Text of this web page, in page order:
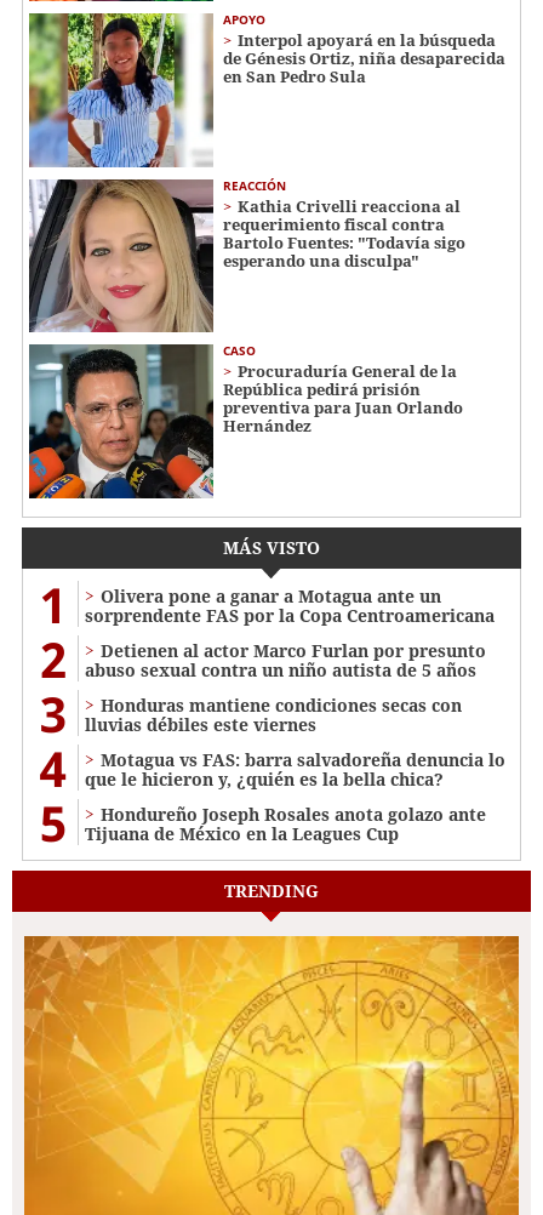
APOYO
Interpol apoyará en la búsqueda
de Génesis Ortiz, niña desaparecida
en San Pedro Sula
REACCIÓN
Kathia Crivelli reacciona al
requerimiento fiscal contra
Bartolo Fuentes: "Todavía sigo
esperando una disculpa"
CASO
Procuraduría General de la
República pedirá prisión
preventiva para Juan Orlando
Hernández
MÁS VISTO
1
Olivera pone a ganar a Motagua ante un
sorprendente FAS por la Copa Centroamericana
2
Detienen al actor Marco Furlan por presunto
abuso sexual contra un niño autista de 5 años
3
Honduras mantiene condiciones secas con
lluvias débiles este viernes
4
Motagua vs FAS: barra salvadoreña denuncia lo
que le hicieron y, ¿quién es la bella chica?
5
Hondureño Joseph Rosales anota golazo ante
Tijuana de México en la Leagues Cup
TRENDING